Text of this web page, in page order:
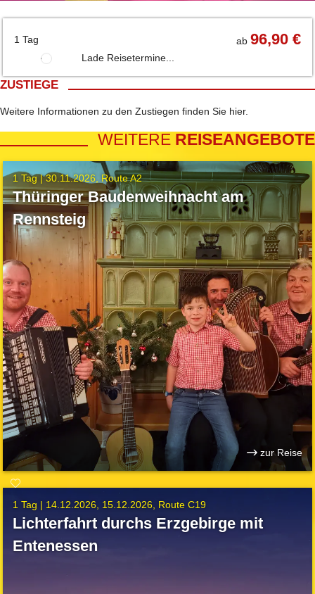
1 Tag ab96,90 €
Lade Reisetermine...
ZUSTIEGE
Weitere Informationen zu den Zustiegen finden Sie hier.
WEITERE REISEANGEBOTE
1 Tag |30.11.2026 Route A2
Thüringer Baudenweihnacht am
Rennsteig
zur Reise
1 Tag | 14.12.2026 15.12.2026 Route C19
Lichterfahrt durchs Erzgebirge mit
Entenessen